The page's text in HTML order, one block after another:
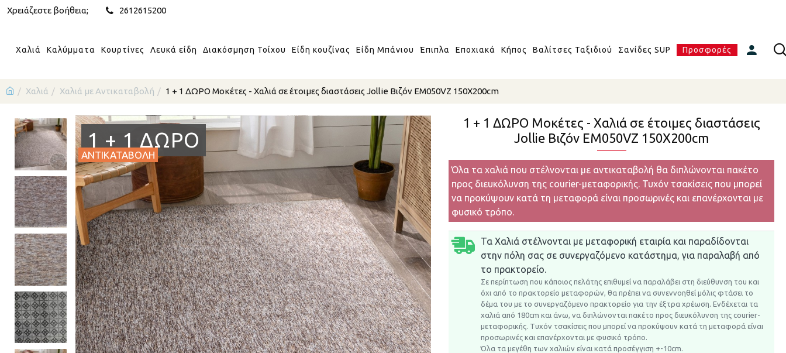
Χρειάζεστε βοήθεια; 2612615200
Χαλιά Καλύμματα Κουρτίνες Λευκά είδη Διακόσμηση Τοίχου Είδη κουζίνας Είδη Μπάνιου Έπιπλα Εποχιακά Κήπος Βαλίτσες Ταξιδιού Σανίδες SUP Προσφορές
Χαλιά Χαλιά με Αντικαταβολή 1 + 1 ΔΩΡΟ Μοκέτες - Χαλιά σε έτοιμες διαστάσεις Jollie Βιζόν EM050VZ 150X200cm
1 + 1 ΔΏΡΟ
ΑΝΤΙΚΑΤΑΒΟΛΗ
1 + 1 ΔΩΡΟ Μοκέτες - Χαλιά σε έτοιμες διαστάσεις
Jollie Βιζόν EM050VZ 150X200cm
Τα Χαλιά στέλνονται με μεταφορική εταιρία και παραδίδονται
στην πόλη σας σε συνεργαζόμενο κατάστημα, για παραλαβή από
το πρακτορείο.
Σε περίπτωση που κάποιος πελάτης επιθυμεί να παραλάβει στη διεύθυνση του και
όχι από το πρακτορείο μεταφορών, θα πρέπει να συνεννοηθεί μόλις φτάσει το
δέμα του με το συνεργαζόμενο πρακτορείο για την έξτρα χρέωση.Ενδέχεται τα
χαλιά από 180cm και άνω, να διπλώνονται πακέτο προς διευκόλυνση της courier-
μεταφορικής. Τυχόν τσακίσεις που μπορεί να προκύψουν κατά τη μεταφορά είναι
προσωρινές και επανέρχονται με φυσικό τρόπο.
Όλα τα μεγέθη των χαλιών είναι κατά προσέγγιση +-10cm.
Όλα τα χαλιά που στέλνονται με αντικαταβολή θα διπλώνονται πακέτο
προς διευκόλυνση της courier-μεταφορικής. Τυχόν τσακίσεις που μπορεί
να προκύψουν κατά τη μεταφορά είναι προσωρινές και επανέρχονται με
φυσικό τρόπο.